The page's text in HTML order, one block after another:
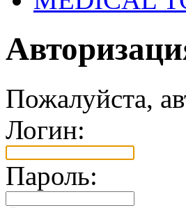
Пожалуйста,
Логин:
Пароль: